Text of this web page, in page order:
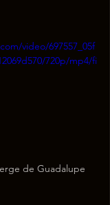
video/697557_05f
720p/mp4/fi
de Guadalupe